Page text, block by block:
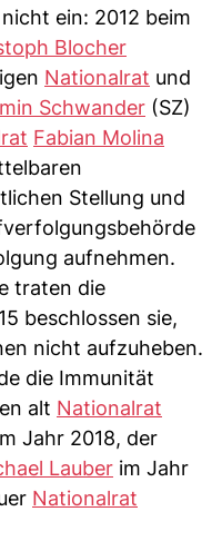
ein: 2012 beim
Blocher
Nationalrat und
Schwander (SZ)
Fabian Molina
Stellung und
aufnehmen.
traten die
beschlossen sie,
nicht aufzuheben.
die Immunität
alt Nationalrat
Jahr 2018, der
Lauber im Jahr
Nationalrat